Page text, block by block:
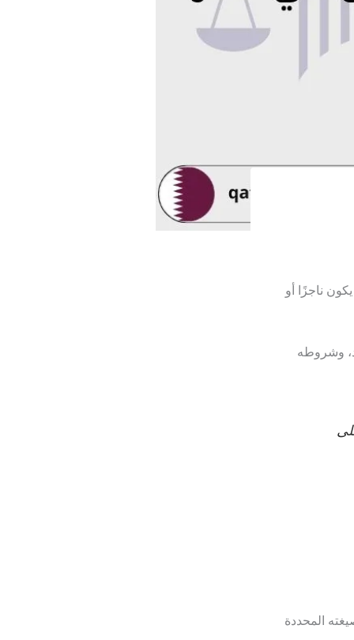
ناجزًا أو
وشروطه
المحددة